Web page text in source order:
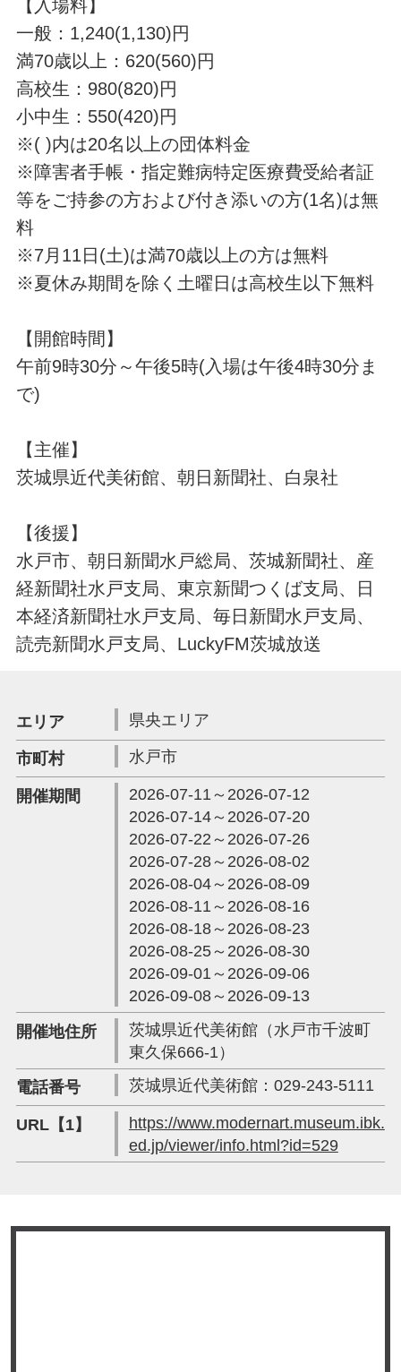
【入場料】
一般：1,240(1,130)円
満70歳以上：620(560)円
高校生：980(820)円
小中生：550(420)円
※( )内は20名以上の団体料金
※障害者手帳・指定難病特定医療費受給者証
等をご持参の方および付き添いの方(1名)は無
料
※7月11日(土)は満70歳以上の方は無料
※夏休み期間を除く土曜日は高校生以下無料
【開館時間】
午前9時30分～午後5時(入場は午後4時30分ま
で)
【主催】
茨城県近代美術館、朝日新聞社、白泉社
【後援】
水戸市、朝日新聞水戸総局、茨城新聞社、産
経新聞社水戸支局、東京新聞つくば支局、日
本経済新聞社水戸支局、毎日新聞水戸支局、
読売新聞水戸支局、LuckyFM茨城放送
エリア 県央エリア
市町村 水戸市
開催期間
2026-07-11～2026-07-12
2026-07-14～2026-07-20
2026-07-22～2026-07-26
2026-07-28～2026-08-02
2026-08-04～2026-08-09
2026-08-11～2026-08-16
2026-08-18～2026-08-23
2026-08-25～2026-08-30
2026-09-01～2026-09-06
2026-09-08～2026-09-13
開催地住所
茨城県近代美術館（水戸市千波町
東久保666-1）
電話番号
茨城県近代美術館：029-243-5111
URL【1】
https://www.modernart.museum.ibk.
ed.jp/viewer/info.html?id=529